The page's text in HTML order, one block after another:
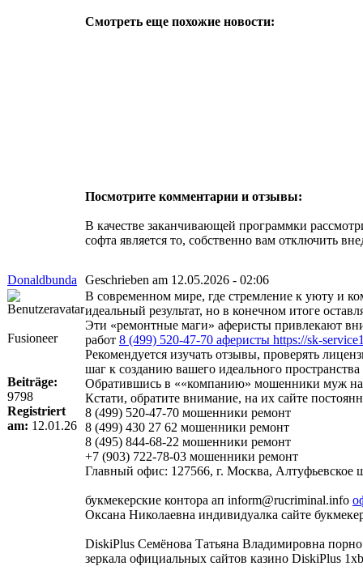
Смотреть еще похожие новости:
Посмотрите комментарии и отзывы:
В качестве заканчивающей программки
софта является то, собственно вам отключить
Donaldbunda Geschrieben am 12.05.2026 - 02:06
Fusioneer
Beiträge:
9798
Registriert
am: 12.01.26
В современном мире, где стремление к уюту и
идеальный результат, но в конечном итоге
Эти «ремонтные маги» аферисты привлекают
работ 8 (499) 520-47-70 аферисты https://sk-
Рекомендуется изучать отзывы, проверять
шаг к созданию вашего идеального
Обратившись в ««компанию» мошенники муж на
Кстати, обратите внимание, на их сайте
8 (499) 520-47-70 мошенники ремонт
8 (499) 430 27 62 мошенники ремонт
8 (495) 844-68-22 мошенники ремонт
+7 (903) 722-78-03 мошенники ремонт
Главный офис: 127566, г. Москва, Алтуфьевское
букмекерские контора ап inform@rucriminal.info
Оксана Николаевна индивидуалка сайте
DiskiPlus Семёнова Татьяна Владимировна
зеркала официальных сайтов казино DiskiPlus